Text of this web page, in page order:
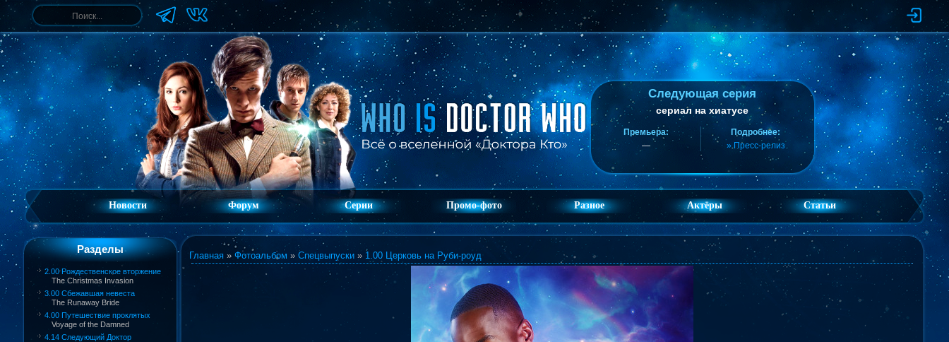
Следующая серия
сериал на хиатусе
Премьера:
—
Подробнее:
» Пресс-релиз
Новости Форум Серии Промо-фото Разное Актёры Статьи
Разделы
2.00 Рождественское вторжение
The Christmas Invasion
3.00 Сбежавшая невеста
The Runaway Bride
4.00 Путешествие проклятых
Voyage of the Damned
4.14 Следующий Доктор
Главная » Фотоальбом » Спецвыпуски » 1.00 Церковь на Руби-роуд